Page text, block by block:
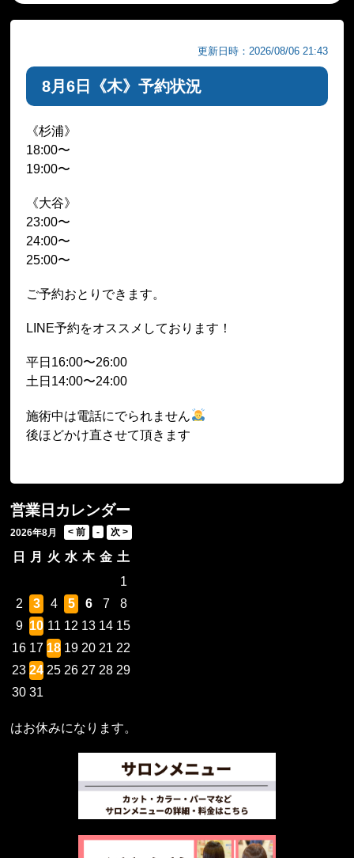
更新日時：2026/08/06 21:43
8月6日《木》予約状況
《杉浦》
18:00〜
19:00〜
《大谷》
23:00〜
24:00〜
25:00〜
ご予約おとりできます。
LINE予約をオススメしております！
平日16:00〜26:00
土日14:00〜24:00
施術中は電話にでられません
後ほどかけ直させて頂きます
営業日カレンダー
2026年8月
日 月 火 水 木 金 土
1
2
3 4 5 6 7
8
9 10 11 12 13 14 15
16 17 18 19 20 21 22
23 24 25 26 27 28 29
30 31
はお休みになります。